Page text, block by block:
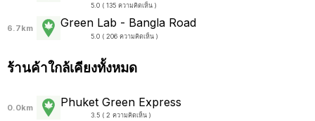
5.0 ( 135 ความคิดเห็น )
6.7km Green Lab - Bangla Road
5.0 ( 206 ความคิดเห็น )
ร้านค้าใกล้เคียงทั้งหมด
0.0km Phuket Green Express
3.5 ( 2 ความคิดเห็น )